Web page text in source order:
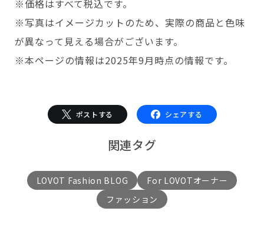
※価格はすべて税込です。
※写真はイメージカットのため、実際の商品と色味
が異なって見える場合がございます。
※本ページの情報は2025年9月時点の情報です。
ポストする シェアする
関連タグ
LOVOT Fashion BLOG
For LOVOTオーナー
ファッション